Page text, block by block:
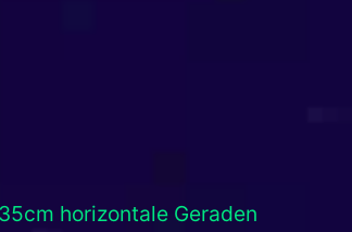
horizontale Geraden